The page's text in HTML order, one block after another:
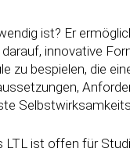
ist? Er
innovative
zu bespielen, die
ist offen für